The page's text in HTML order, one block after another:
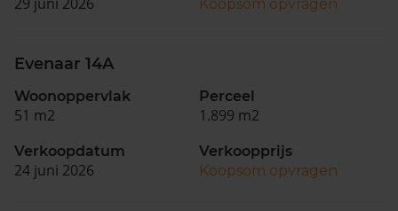
Koopsom opvragen
Evenaar 14A
Woonoppervlak
51 m2
Perceel
1.899 m2
Verkoopdatum
24 juni 2026
Verkoopprijs
Koopsom opvragen